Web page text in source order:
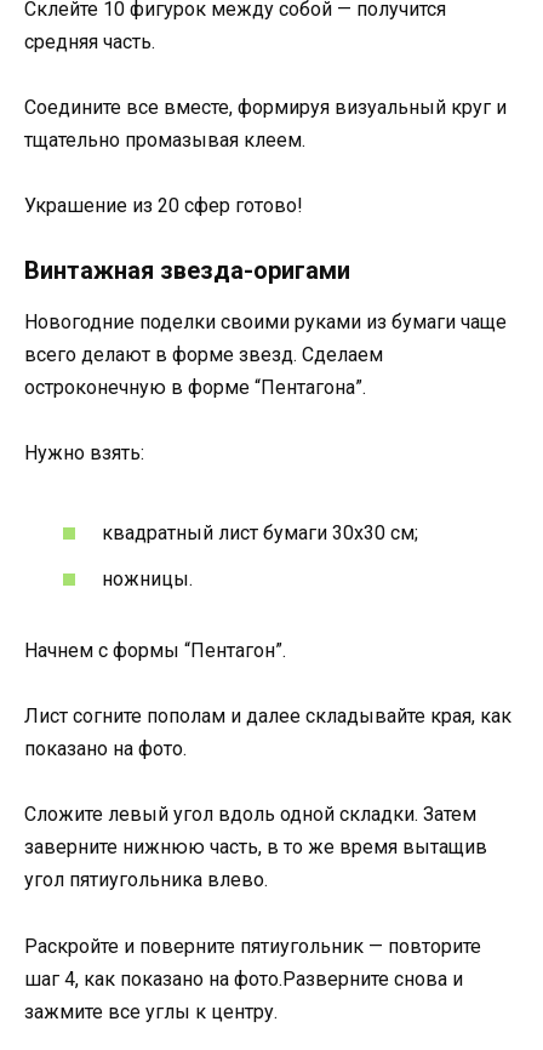
Склейте 10 фигурок между собой — получится
средняя часть.
Соедините все вместе, формируя визуальный круг и
тщательно промазывая клеем.
Украшение из 20 сфер готово!
Винтажная звезда-оригами
Новогодние поделки своими руками из бумаги чаще
всего делают в форме звезд. Сделаем
остроконечную в форме “Пентагона”.
Нужно взять:
квадратный лист бумаги 30х30 см;
ножницы.
Начнем с формы “Пентагон”.
Лист согните пополам и далее складывайте края, как
показано на фото.
Сложите левый угол вдоль одной складки. Затем
заверните нижнюю часть, в то же время вытащив
угол пятиугольника влево.
Раскройте и поверните пятиугольник — повторите
шаг 4, как показано на фото.Разверните снова и
зажмите все углы к центру.